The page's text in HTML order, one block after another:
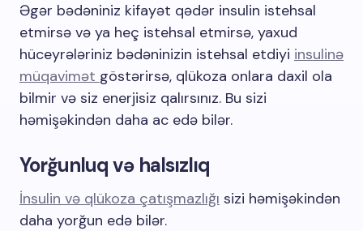
Əgər bədəniniz kifayət qədər insulin istehsal
etmirsə və ya heç istehsal etmirsə, yaxud
hüceyrələriniz bədəninizin istehsal etdiyi insulinə
müqavimət göstərirsə, qlükoza onlara daxil ola
bilmir və siz enerjisiz qalırsınız. Bu sizi
həmişəkindən daha ac edə bilər.
Yorğunluq və halsızlıq
İnsulin və qlükoza çatışmazlığı sizi həmişəkindən
daha yorğun edə bilər.